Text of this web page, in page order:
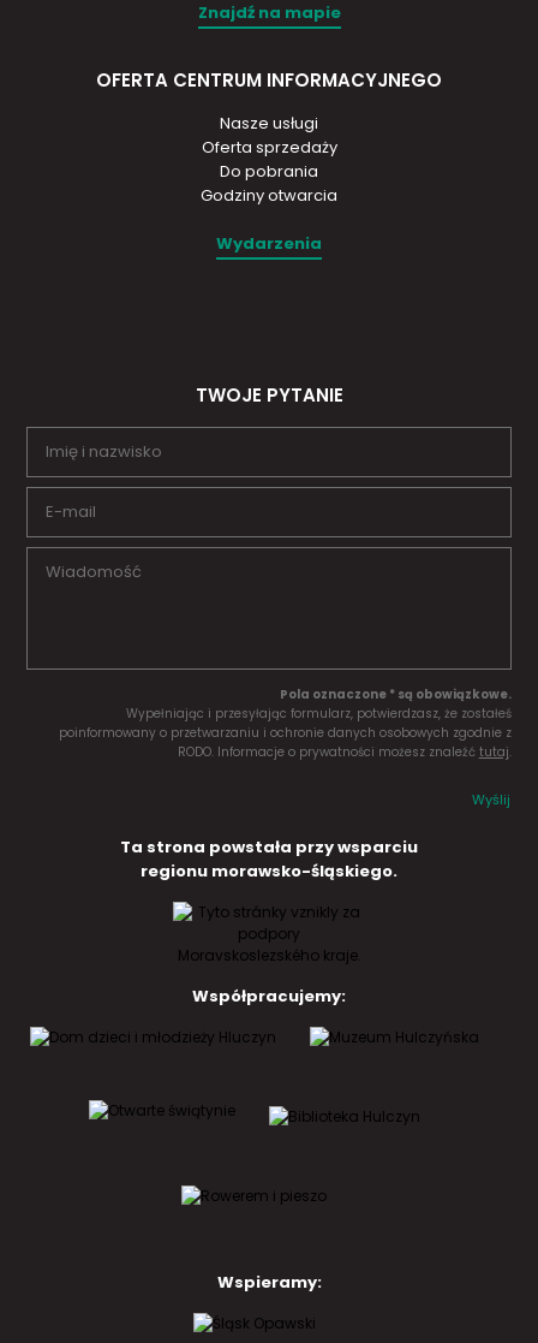
Znajdź na mapie
OFERTA CENTRUM INFORMACYJNEGO
Nasze usługi
Oferta sprzedaży
Do pobrania
Godziny otwarcia
Wydarzenia
TWOJE PYTANIE
Pola oznaczone * są obowiązkowe.
Wypełniając i przesyłając formularz, potwierdzasz, że zostałeś
poinformowany o przetwarzaniu i ochronie danych osobowych zgodnie z
RODO. Informacje o prywatności możesz znaleźć tutaj.
Wyślij
Ta strona powstała przy wsparciu
regionu morawsko-śląskiego.
Współpracujemy:
Wspieramy: